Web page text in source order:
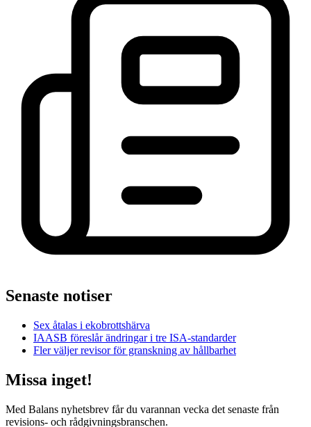
Senaste notiser
Sex åtalas i ekobrottshärva
IAASB föreslår ändringar i tre ISA-standarder
Fler väljer revisor för granskning av hållbarhet
Missa inget!
Med Balans nyhetsbrev får du varannan vecka det senaste från
revisions- och rådgivningsbranschen.